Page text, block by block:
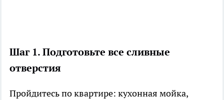
Шаг 1. Подготовьте все сливные
отверстия
Пройдитесь по квартире: кухонная мойка,